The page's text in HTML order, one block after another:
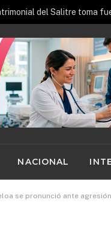
del Salitre toma
NACIONAL
se pronunció ante